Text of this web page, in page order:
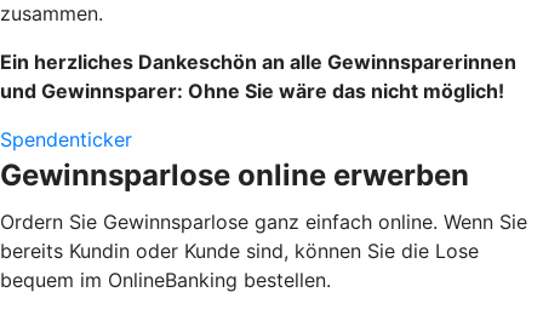
zusammen.
Ein herzliches Dankeschön an alle Gewinnsparerinnen
und Gewinnsparer: Ohne Sie wäre das nicht möglich!
Spendenticker
Gewinnsparlose online erwerben
Ordern Sie Gewinnsparlose ganz einfach online. Wenn Sie
bereits Kundin oder Kunde sind, können Sie die Lose
bequem im OnlineBanking bestellen.